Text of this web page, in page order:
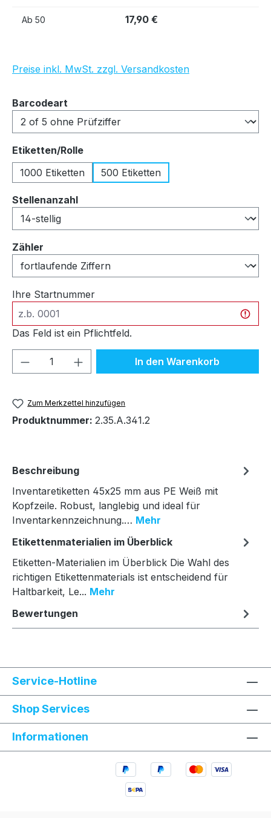
Ab 50 17,90 €
Preise inkl. MwSt. zzgl. Versandkosten
Barcodeart
Etiketten/Rolleauswählen
1000 Etiketten
500 Etiketten
Stellenanzahlauswählen
Zähler
Ihre Startnummer
Das Feld ist ein Pflichtfeld.
Produkt Anzahl: Gib denIn den Warenkorb
Zum Merkzettel hinzufügen
Produktnummer: 2.35.A.341.2
Beschreibung
Inventaretiketten 45x25 mm aus PE Weiß mit
Kopfzeile. Robust, langlebig und ideal für
Inventarkennzeichnung.… Mehr
Etikettenmaterialien im Überblick
Etiketten-Materialien im Überblick Die Wahl des
richtigen Etikettenmaterials ist entscheidend für
Haltbarkeit, Le... Mehr
Bewertungen
Service-Hotline
Shop Services
Informationen